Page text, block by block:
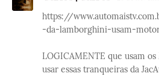
https://
-da-lamborghini-usam-
LOGICAMENTE que usam os
usar essas tranqueiras da